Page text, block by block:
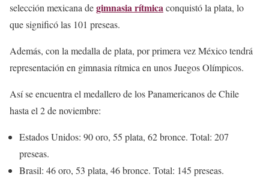
selección mexicana degimnasia rítmicaconquistó la plata, lo
que significó las 101 preseas.
Además, con la medalla de plata, por primera vez México tendrá
representación en gimnasia rítmica en unos Juegos Olímpicos.
Así se encuentra el medallero de los Panamericanos de Chile
hasta el 2 de noviembre:
Estados Unidos: 90 oro, 55 plata, 62 bronce. Total: 207
preseas.
Brasil: 46 oro, 53 plata, 46 bronce. Total: 145 preseas.